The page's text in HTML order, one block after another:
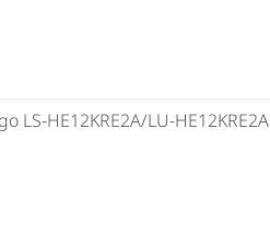
LS-HE12KRE2A/LU-HE12KRE2A